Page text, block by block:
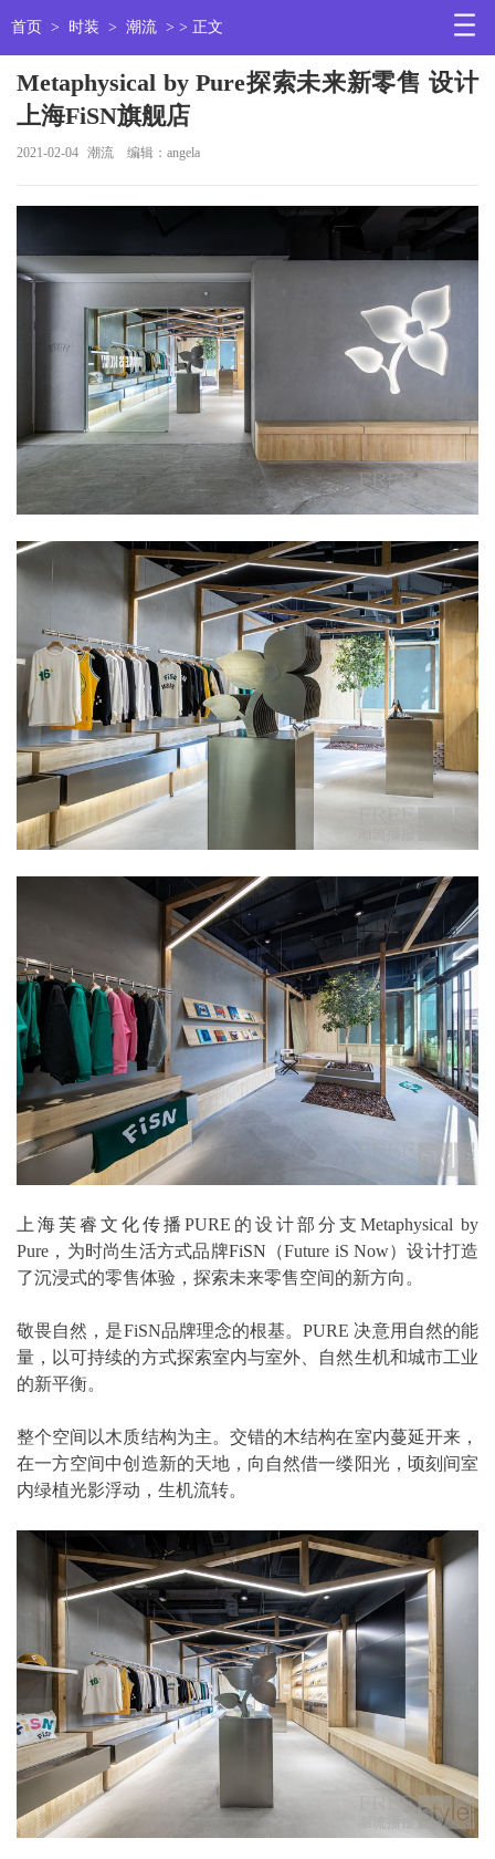
首页 > 时装 > 潮流 > > 正文
Metaphysical by Pure探索未来新零售 设计
上海FiSN旗舰店
2021-02-04 潮流 编辑：angela
上海芙睿文化传播 PURE的设计部分支Metaphysical by
Pure，为时尚生活方式品牌FiSN （Future iS Now）设计打造
了沉浸式的零售体验，探索未来零售空间的新方向。
敬畏自然，是FiSN品牌理念的根基。PURE 决意用自然的能
量，以可持续的方式探索室内与室外、自然生机和城市工业
的新平衡。
整个空间以木质结构为主。交错的木结构在室内蔓延开来，
在一方空间中创造新的天地，向自然借一缕阳光，顷刻间室
内绿植光影浮动，生机流转。